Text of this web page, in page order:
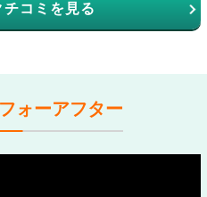
コミを見る
ォーアフター